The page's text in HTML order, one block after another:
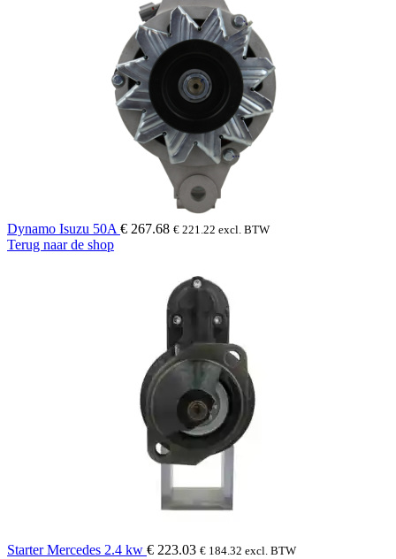
Dynamo Isuzu 50A € 267.68 € 221.22 excl. BTW
Terug naar de shop
Starter Mercedes 2.4 kw € 223.03 € 184.32 excl. BTW